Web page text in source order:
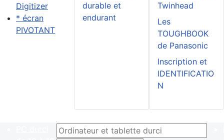
Digitizer
* écran
PIVOTANT
durable et
endurant
Twinhead
Les
TOUGHBOOK
de Panasonic
Inscription et
IDENTIFICATIO
N